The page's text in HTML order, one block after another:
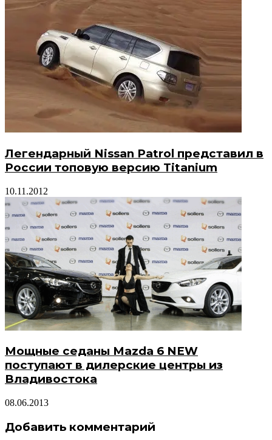
Легендарный Nissan Patrol представил в
России топовую версию Titanium
10.11.2012
Мощные седаны Mazda 6 NEW
поступают в дилерские центры из
Владивостока
08.06.2013
Добавить комментарий